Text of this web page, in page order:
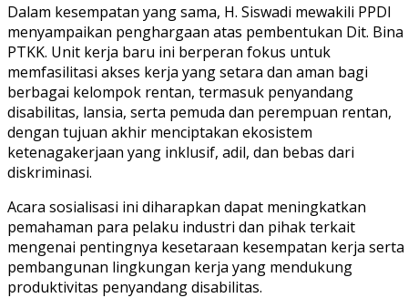
Dalam kesempatan yang sama, H. Siswadi mewakili PPDI
menyampaikan penghargaan atas pembentukan Dit. Bina
PTKK. Unit kerja baru ini berperan fokus untuk
memfasilitasi akses kerja yang setara dan aman bagi
berbagai kelompok rentan, termasuk penyandang
disabilitas, lansia, serta pemuda dan perempuan rentan,
dengan tujuan akhir menciptakan ekosistem
ketenagakerjaan yang inklusif, adil, dan bebas dari
diskriminasi.
Acara sosialisasi ini diharapkan dapat meningkatkan
pemahaman para pelaku industri dan pihak terkait
mengenai pentingnya kesetaraan kesempatan kerja serta
pembangunan lingkungan kerja yang mendukung
produktivitas penyandang disabilitas.